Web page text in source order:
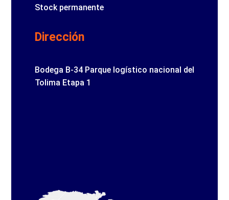
Stock permanente
Dirección
Bodega B-34 Parque logístico nacional del
Tolima Etapa 1